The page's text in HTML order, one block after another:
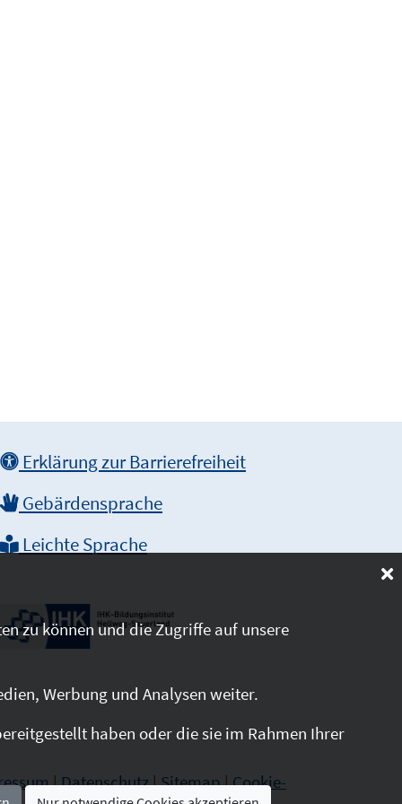
Erklärung zur Barrierefreiheit
Gebärdensprache
Leichte Sprache
|Datenschutz|Sitemap|Cookie-
zu können und die Zugriffe auf unsere
Werbung und Analysen weiter.
haben oder die sie im Rahmen Ihrer